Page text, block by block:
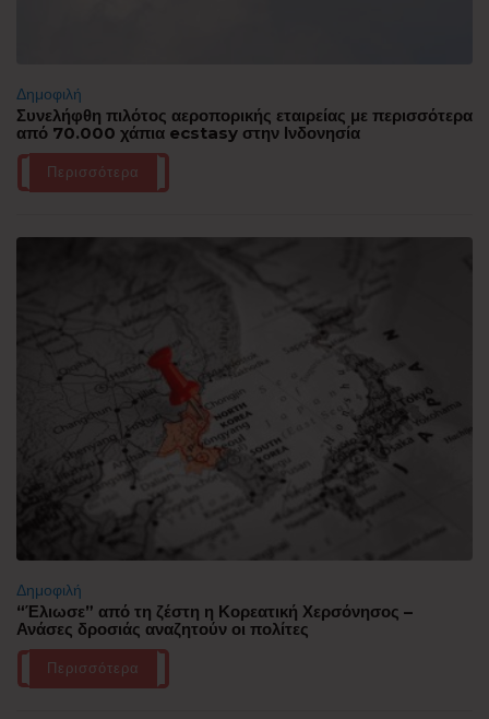
Δημοφιλή
Συνελήφθη πιλότος αεροπορικής εταιρείας με περισσότερα
από 70.000 χάπια ecstasy στην Ινδονησία
Περισσότερα
Δημοφιλή
“Έλιωσε” από τη ζέστη η Κορεατική Χερσόνησος –
Ανάσες δροσιάς αναζητούν οι πολίτες
Περισσότερα